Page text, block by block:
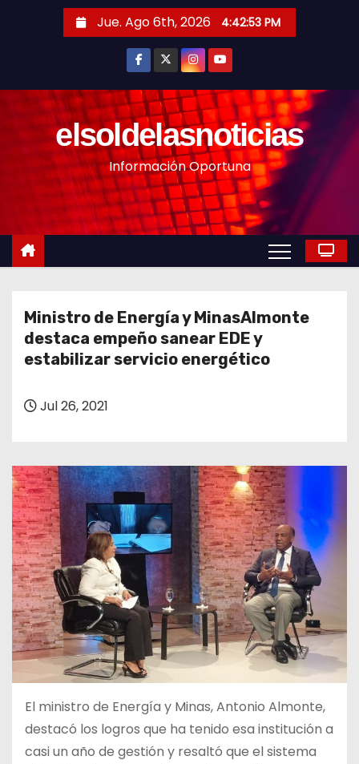
n
Jue. Ago 6th, 2026 4:42:55 PM
elsoldelasnoticias
Información Oportuna
Ministro de Energía y MinasAlmonte
destaca empeño sanear EDE y
estabilizar servicio energético
Jul 26, 2021
El ministro de Energía y Minas, Antonio Almonte,
destacó los logros que ha tenido esa institución a
casi un año de gestión y resaltó que el sistema